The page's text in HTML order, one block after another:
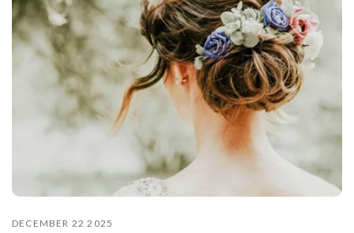
DECEMBER 22 2025